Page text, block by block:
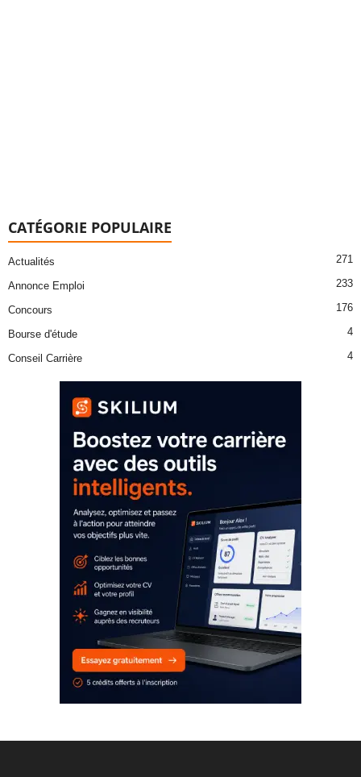
CATÉGORIE POPULAIRE
Actualités 271
Annonce Emploi 233
Concours 176
Bourse d'étude 4
Conseil Carrière 4